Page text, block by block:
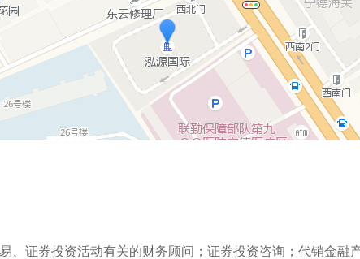
、证券投资活动有关的财务顾问；证券投资咨询；代销金融